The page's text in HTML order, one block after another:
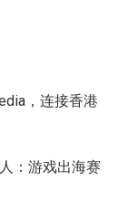
，连接香港
：游戏出海赛